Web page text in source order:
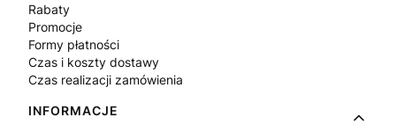
Rabaty
Promocje
Formy płatności
Czas i koszty dostawy
Czas realizacji zamówienia
INFORMACJE